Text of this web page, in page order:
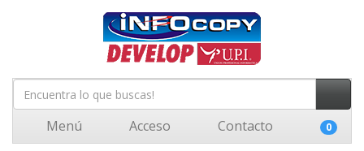
Menú Acceso Contacto 0